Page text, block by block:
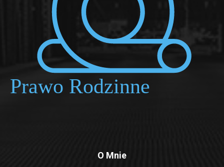
O Mnie